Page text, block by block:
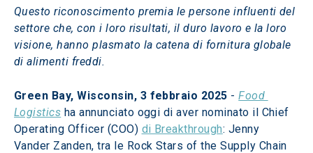
Questo riconoscimento premia le persone influenti del
settore che, con i loro risultati, il duro lavoro e la loro
visione, hanno plasmato la catena di fornitura globale
di alimenti freddi.
Green Bay, Wisconsin, 3 febbraio 2025 - Food
Logistics ha annunciato oggi di aver nominato il Chief
Operating Officer (COO) di Breakthrough: Jenny
Vander Zanden, tra le Rock Stars of the Supply Chain